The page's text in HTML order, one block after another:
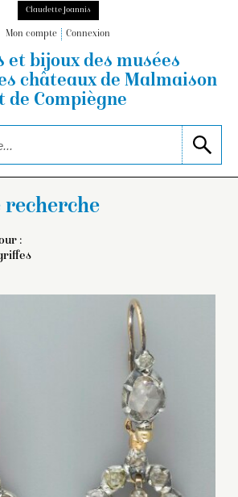
Claudette Joannis
Mon compte Connexion
et bijoux des musées
châteaux de Malmaison
de Compiègne
recherche
: